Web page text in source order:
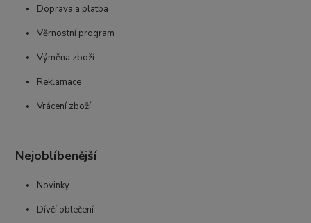
Doprava a platba
Věrnostní program
Výměna zboží
Reklamace
Vrácení zboží
Nejoblíbenější
Novinky
Dívčí oblečení